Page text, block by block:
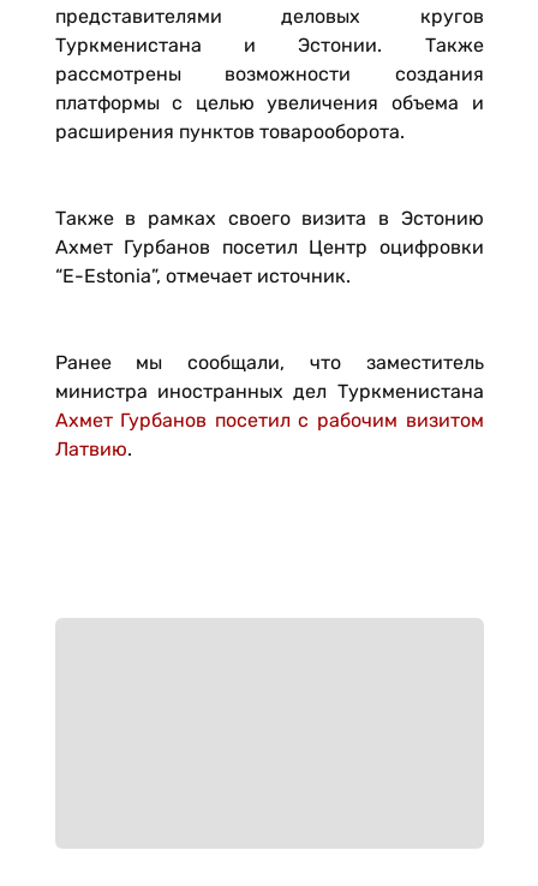
представителями деловых кругов
Туркменистана и Эстонии. Также
рассмотрены возможности создания
платформы с целью увеличения объема и
расширения пунктов товарооборота.
Также в рамках своего визита в Эстонию
Ахмет Гурбанов посетил Центр оцифровки
“E-Estonia”, отмечает источник.
Ранее мы сообщали, что заместитель
министра иностранных дел Туркменистана
Ахмет Гурбанов посетил с рабочим визитом
Латвию.